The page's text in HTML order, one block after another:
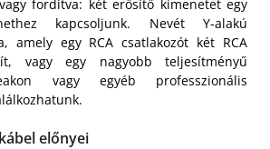
fordítva: két erősítő kimenetet egy
kapcsoljunk. Nevét Y-alakú
amely egy RCA csatlakozót két RCA
vagy egy nagyobb teljesítményű
vagy egyéb professzionális
előnyei